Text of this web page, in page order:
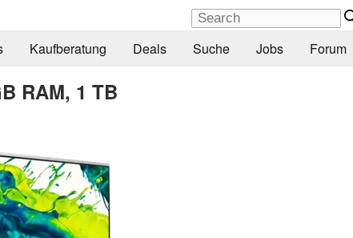
Kaufberatung Deals Suche Jobs Forum
RAM, 1 TB